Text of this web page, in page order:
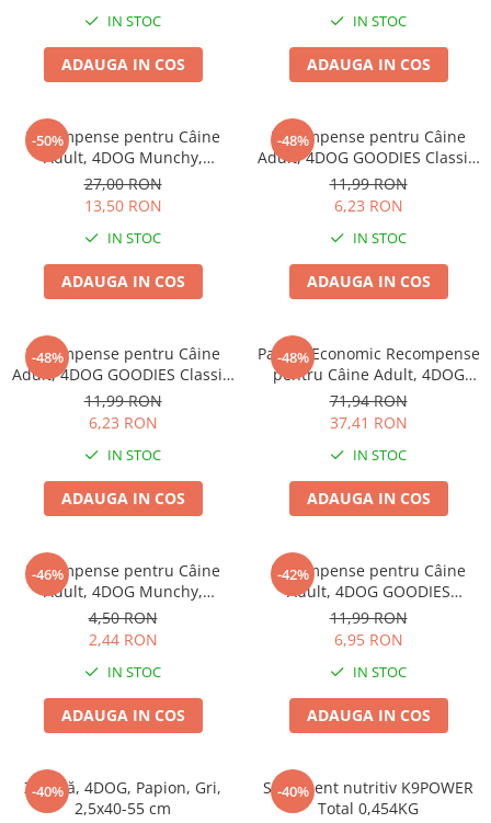
Haine Câini
Zgărzi & HamuriIN STOC
ADAUGA IN COS
IN STOC
ADAUGA IN COS
-50%
Recompense pentru Câine
Adult, 4DOG Munchy,
Batoane, Vită, 12.5cm, 100
bucăți
27,00 RON
13,50 RON
IN STOC
ADAUGA IN COS
-48%
Recompense pentru Câine
Adult, 4DOG GOODIES Classic,
Strips de Pui, 100g
11,99 RON
6,23 RON
IN STOC
ADAUGA IN COS
-48%
Recompense pentru Câine
Adult, 4DOG GOODIES Classic,
Sticks cu Pui și Orez, 100g
11,99 RON
6,23 RON
IN STOC
ADAUGA IN COS
-48%
Pachet Economic Recompense
pentru Câine Adult, 4DOG
GOODIES Barbecue, Cotlete
de Miel, 6x100g
71,94 RON
37,41 RON
IN STOC
ADAUGA IN COS
-46%
Recompense pentru Câine
Adult, 4DOG Munchy,
Batoane, Vită, 12.5cm, 10
bucăți
4,50 RON
2,44 RON
IN STOC
ADAUGA IN COS
-42%
Recompense pentru Câine
Adult, 4DOG GOODIES
Barbecue, Cotlete de Miel,
100g
11,99 RON
6,95 RON
IN STOC
ADAUGA IN COS
-40%
Zgardă, 4DOG, Papion, Gri,
2,5x40-55 cm
-40%
Supliment nutritiv K9POWER
Total 0,454KG